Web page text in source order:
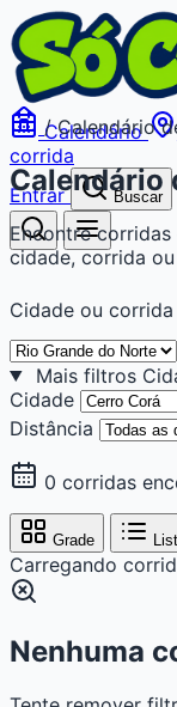
Calendário
corrida
Entrar
Buscar
/ Calendário
Calendário
Encontre
cidade, corrida
Cidade ou corrida
Mais filtros
Cidade
Distância
0 corridas
Grade
Carregando
Nenhuma